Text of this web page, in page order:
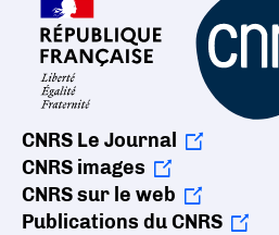
CNRS Le Journal
CNRS images
CNRS sur le web
Publications du CNRS